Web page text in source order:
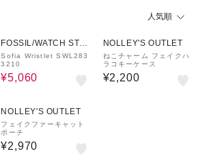
人気順
FOSSIL/WATCH STAT
ION INTERNATIONAL
Sofia Wristlet SWL283
3210
¥5,060
NOLLEY'S OUTLET
ねこチャーム フェイクハ
ラコキーケース
¥2,200
NOLLEY'S OUTLET
フェイクファーキャット
ポーチ
¥2,970